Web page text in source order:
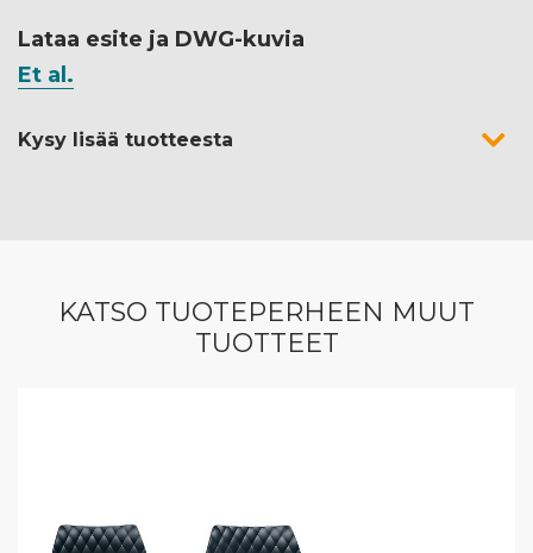
Lataa esite ja DWG-kuvia
Et al.
Kysy lisää tuotteesta
KATSO TUOTEPERHEEN MUUT
TUOTTEET